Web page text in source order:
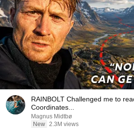
RAINBOLT Challenged me to
Coordinates...
Magnus Midtbø
New 2.3M views